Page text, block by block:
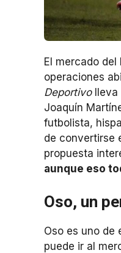
El mercado
operaciones
Deportivolleva
Joaquín
futbolista,
de convertirse
propuesta
aunque eso
Oso, un
Oso es uno de
puede ir al